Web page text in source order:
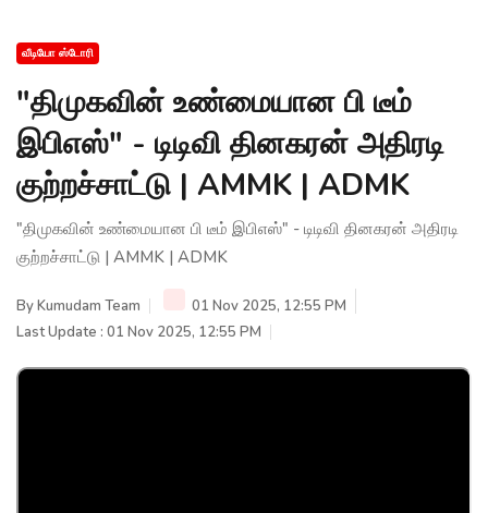
வீடியோ ஸ்டோரி
"திமுகவின் உண்மையான பி டீம்
இபிஎஸ்" - டிடிவி தினகரன் அதிரடி
குற்றச்சாட்டு | AMMK | ADMK
"திமுகவின் உண்மையான பி டீம் இபிஎஸ்" - டிடிவி தினகரன் அதிரடி
குற்றச்சாட்டு | AMMK | ADMK
ByKumudam Team
01 Nov 2025, 12:55 PM
Last Update : 01 Nov 2025, 12:55 PM